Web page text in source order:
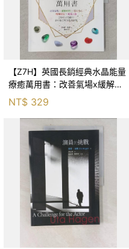
【Z7H】英國長銷經典水晶能量
療癒萬用書：改善氣場x緩解疼
痛x穩定身心x增加財富x促進人
緣，250種水晶礦石給你最完整
的生活對策_菲利
NT$ 329